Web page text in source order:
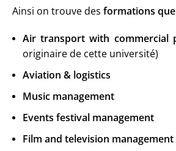
Ainsi on trouve des formations
Air transport with commercial
originaire de cette université)
Aviation & logistics
Music management
Events festival management
Film and television management